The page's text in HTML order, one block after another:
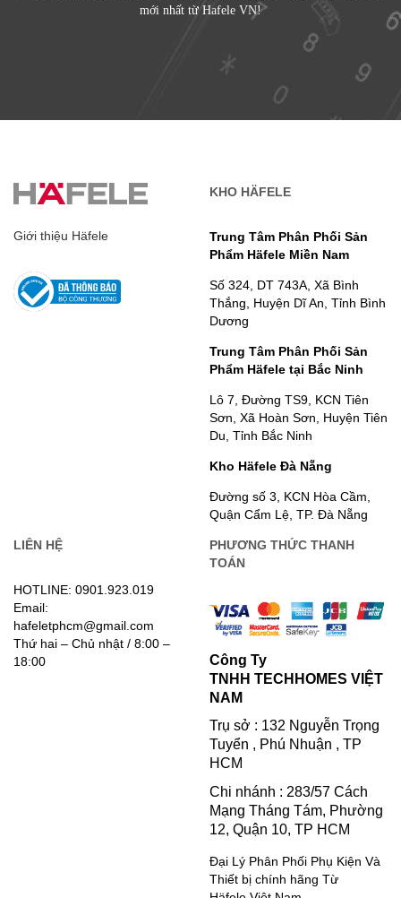
mới nhất từ Hafele VN!
Giới thiệu Häfele
KHO HÄFELE
Trung Tâm Phân Phối Sản
Phẩm Häfele Miền Nam
Số 324, DT 743A, Xã Bình
Thắng, Huyện Dĩ An, Tỉnh Bình
Dương
Trung Tâm Phân Phối Sản
Phẩm Häfele tại Bắc Ninh
Lô 7, Đường TS9, KCN Tiên
Sơn, Xã Hoàn Sơn, Huyện Tiên
Du, Tỉnh Bắc Ninh
Kho Häfele Đà Nẵng
Đường số 3, KCN Hòa Cầm,
Quận Cẩm Lệ, TP. Đà Nẵng
LIÊN HỆ
HOTLINE: 0901.923.019
Email:
hafeletphcm@gmail.com
Thứ hai – Chủ nhật / 8:00 –
18:00
PHƯƠNG THỨC THANH
TOÁN
Công Ty
TNHH TECHHOMES VIỆT
NAM
Trụ sở : 132 Nguyễn Trọng
Tuyển , Phú Nhuận , TP
HCM
Chi nhánh : 283/57 Cách
Mạng Tháng Tám, Phường
12, Quận 10, TP HCM
Đại Lý Phân Phối Phụ Kiện Và
Thiết bị chính hãng Từ